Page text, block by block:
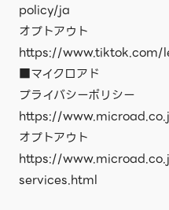
policy/ja
オプトアウト
https://
■マイクロアド
プライバシーポリシー
https://
オプトアウト
https://
services.html